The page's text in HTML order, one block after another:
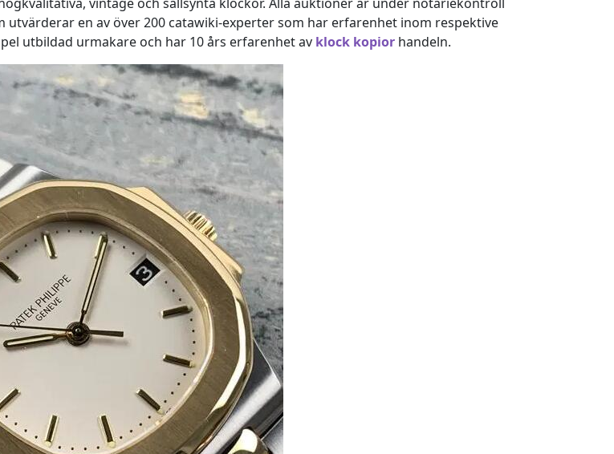
en av över 200 catawiki-experter som har erfarenhet inom respektive
utbildad urmakare och har 10 års erfarenhet av klock kopior handeln.